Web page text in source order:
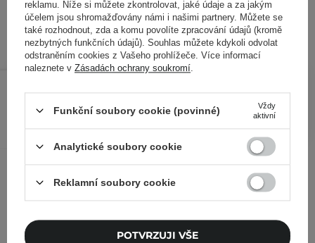
420 Kč
PŘIDAT DO KOŠÍKU
reklamu. Níže si můžete zkontrolovat, jaké údaje a za jakým
účelem jsou shromažďovány námi i našimi partnery. Můžete se
také rozhodnout, zda a komu povolíte zpracování údajů (kromě
nezbytných funkčních údajů). Souhlas můžete kdykoli odvolat
odstraněním cookies z Vašeho prohlížeče. Více informací
naleznete v Zásadách ochrany soukromí
Funkční soubory cookie (povinné)
Vždy
aktivní
Analytické soubory cookie
Reklamní soubory cookie
POTVRZUJI VŠE